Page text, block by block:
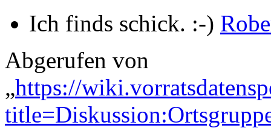
Ich finds schick. :-)
Abgerufen von
„https://